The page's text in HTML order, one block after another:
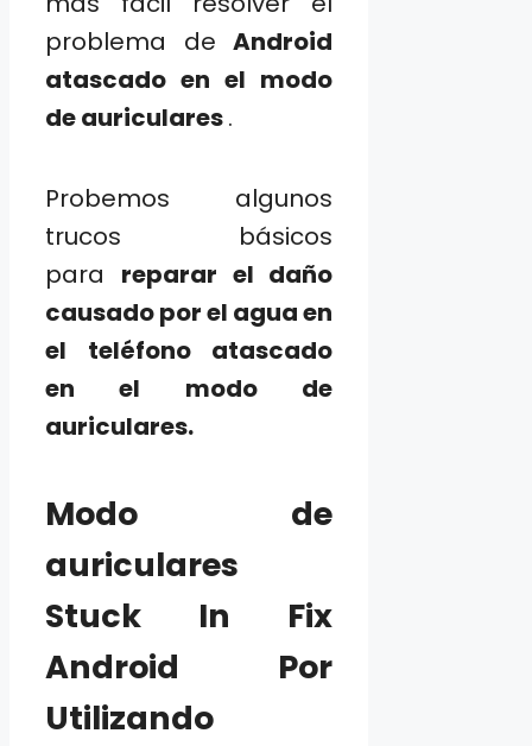
problema deAndroid
atascado en el modo
de auriculares.
Probemos algunos
trucos básicos
para reparar el daño
causado por el agua en
el teléfono atascado
en el modo de
auriculares.
Modo de
auriculares
Stuck In Fix
Android Por
Utilizando